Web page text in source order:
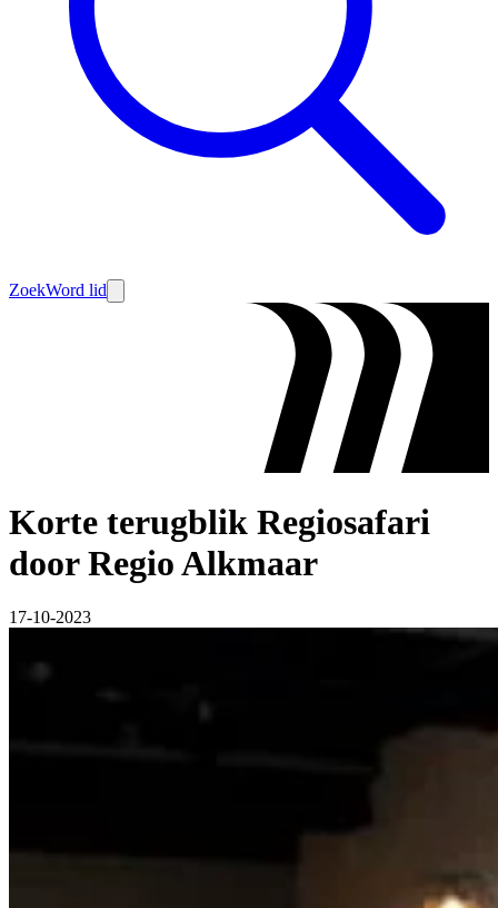
ZoekWord lid
Korte terugblik Regiosafari
door Regio Alkmaar
17-10-2023